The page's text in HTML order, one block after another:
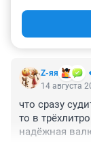
что он
Z-яя
14 августа
что сразу
то в
надёжная